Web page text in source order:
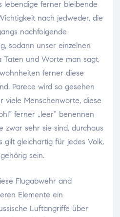
lebendige ferner bleibende
nach jedweder, die
nachfolgende
sodann unser einzelnen
Taten und Worte man sagt,
ferner diese
Parece wird so gesehen
viele Menschenworte, diese
ferner „leer“ benennen
zwar sehr sie sind, durchaus
gilt gleichartig für jedes Volk,
sein.
Flugabwehr and
Elemente ein
Luftangriffe über